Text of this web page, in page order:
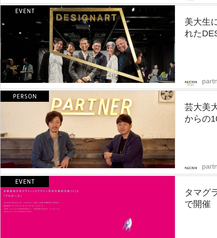
美大生
れた
芸大美
からの
タマグ
で開催